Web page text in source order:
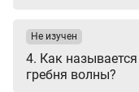
4. Как
гребня волны?
Не изучен